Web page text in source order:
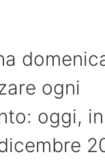
ogni
oggi,